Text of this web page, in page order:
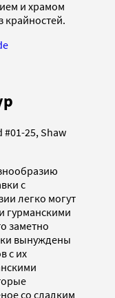
и храмом
крайностей.
#01-25, Shaw
с
легко могут
гурманскими
заметно
вынуждены
с их
со сладким